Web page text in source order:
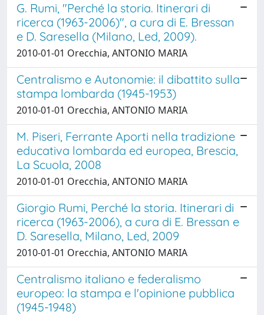
G. Rumi, "Perché la storia. Itinerari di
ricerca (1963-2006)", a cura di E. Bressan
e D. Saresella (Milano, Led, 2009).
2010-01-01 Orecchia, ANTONIO MARIA
Centralismo e Autonomie: il dibattito sulla
stampa lombarda (1945-1953)
2010-01-01 Orecchia, ANTONIO MARIA
M. Piseri, Ferrante Aporti nella tradizione
educativa lombarda ed europea, Brescia,
La Scuola, 2008
2010-01-01 Orecchia, ANTONIO MARIA
Giorgio Rumi, Perché la storia. Itinerari di
ricerca (1963-2006), a cura di E. Bressan e
D. Saresella, Milano, Led, 2009
2010-01-01 Orecchia, ANTONIO MARIA
Centralismo italiano e federalismo
europeo: la stampa e l'opinione pubblica
(1945-1948)